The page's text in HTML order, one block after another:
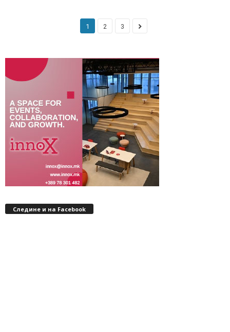
1 2 3
Следине и на Facebook